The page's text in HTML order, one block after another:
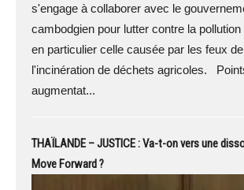
s'engage à collaborer avec le
cambodgien pour lutter contre la
en particulier celle causée par les feux
l'incinération de déchets agricoles.
augmentat...
THAÏLANDE – JUSTICE : Va-t-on vers une
Move Forward ?